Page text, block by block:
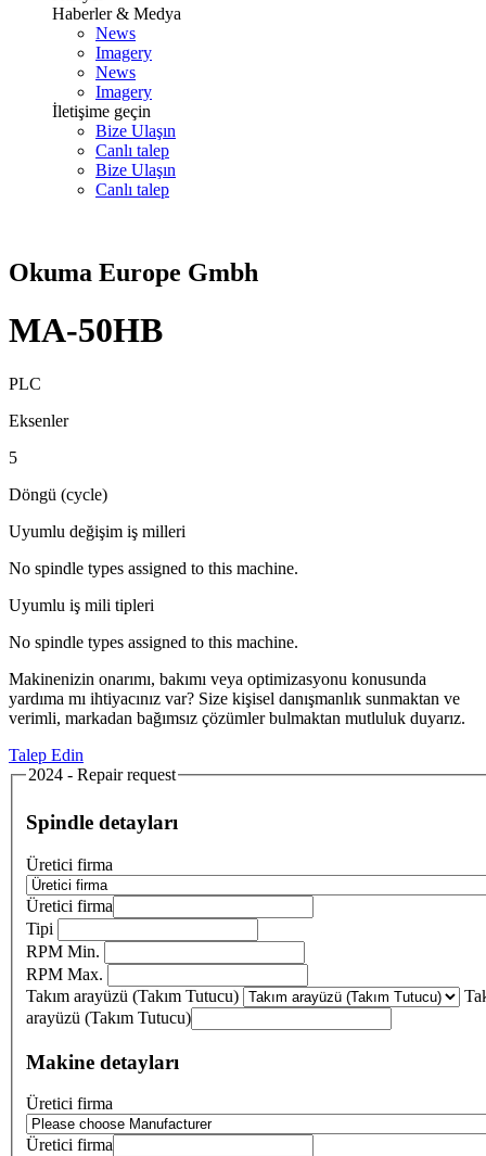
Haberler & Medya
News
Imagery
News
Imagery
İletişime geçin
Bize Ulaşın
Canlı talep
Bize Ulaşın
Canlı talep
Okuma Europe Gmbh
MA-50HB
PLC
Eksenler
5
Döngü (cycle)
Uyumlu değişim iş milleri
No spindle types assigned to this machine.
Uyumlu iş mili tipleri
No spindle types assigned to this machine.
Makinenizin onarımı, bakımı veya optimizasyonu konusunda
yardıma mı ihtiyacınız var? Size kişisel danışmanlık sunmaktan ve
verimli, markadan bağımsız çözümler bulmaktan mutluluk duyarız.
Talep Edin
2024 - Repair request
Spindle detayları
Üretici firma
Üretici firma
Tipi
RPM Min.
RPM Max.
Takım arayüzü (Takım Tutucu)
arayüzü (Takım Tutucu)
Makine detayları
Üretici firma
Üretici firma